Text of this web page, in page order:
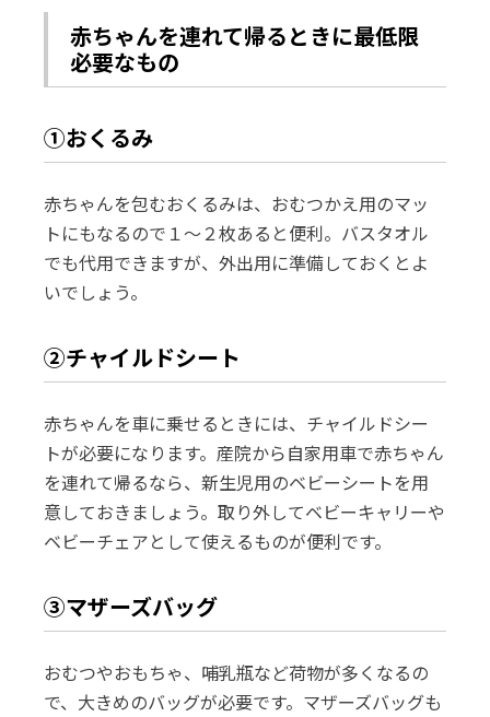
赤ちゃんを連れて帰るときに最低限
必要なもの
①おくるみ
赤ちゃんを包むおくるみは、おむつかえ用のマッ
トにもなるので１～２枚あると便利。バスタオル
でも代用できますが、外出用に準備しておくとよ
いでしょう。
②チャイルドシート
赤ちゃんを車に乗せるときには、チャイルドシー
トが必要になります。産院から自家用車で赤ちゃん
を連れて帰るなら、新生児用のベビーシートを用
意しておきましょう。取り外してベビーキャリーや
ベビーチェアとして使えるものが便利です。
③マザーズバッグ
おむつやおもちゃ、哺乳瓶など荷物が多くなるの
で、大きめのバッグが必要です。マザーズバッグも